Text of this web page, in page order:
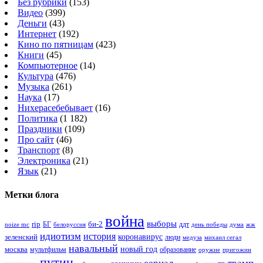
Без рубрики (153)
Видео (399)
Деньги (43)
Интернет (192)
Кино по пятницам (423)
Книги (45)
Компьютерное (14)
Культура (476)
Музыка (261)
Наука (17)
Нихерасебебывает (16)
Политика (1 182)
Праздники (109)
Про сайт (46)
Транспорт (8)
Электроника (21)
Язык (21)
Метки блога
noize mc rip БГ белоруссия би-2 война выборы ддт день победы дума жж
зеленский идиотизм история коронавирус люди медуза михаил сегал
москва мультфильм навальный новый год образование оружие пригожин